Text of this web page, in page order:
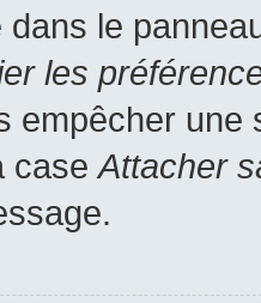
le
les
empêcher une
case Attacher